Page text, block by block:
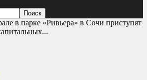
в парке «Ривьера» в Сочи приступят